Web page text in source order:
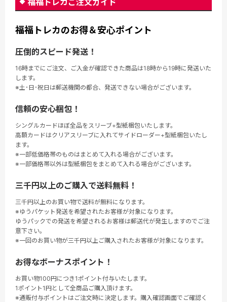
福福トレカのお得＆安心ポイント
圧倒的スピード発送！
16時までにご注文、ご入金が確認できた商品は18時から19時に発送いた
します。
※土･日･祝日は郵送機関の都合、発送できない場合がございます。
信頼の安心梱包！
シングルカードほぼ全品をスリーブ+型紙梱包いたします。
高額カードはクリアスリーブに入れてサイドローダー+型紙梱包いたし
ます。
※一部低価格帯のものはまとめて入れる場合がございます。
※一部価格帯以外は型紙梱包をまとめて入れる場合がございます。
三千円以上のご購入で送料無料！
三千円以上のお買い物で送料が無料になります。
※ゆうパケット発送を希望されたお客様が対象になります。
ゆうパックでの発送を希望されるお客様は郵送代が発生しますのでご注
意下さい。
※一回のお買い物が三千円以上ご購入されたお客様が対象になります。
お得なボーナスポイント！
お買い物100円につき1ポイント付与いたします。
1ポイント1円として全商品ご購入頂けます。
※通販付与ポイントはご注文時に決定します。購入確認画面でご確認く